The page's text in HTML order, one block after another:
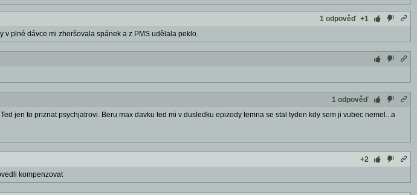
1 odpověď +1
v plné dávce mi zhoršovala spánek a z PMS udělala peklo.
1 odpověď
jen to priznat psychjatrovi. Beru max davku ted mi v dusledku epizody temna se stal tyden kdy sem ji vubec nemel...a
+2
kompenzovat